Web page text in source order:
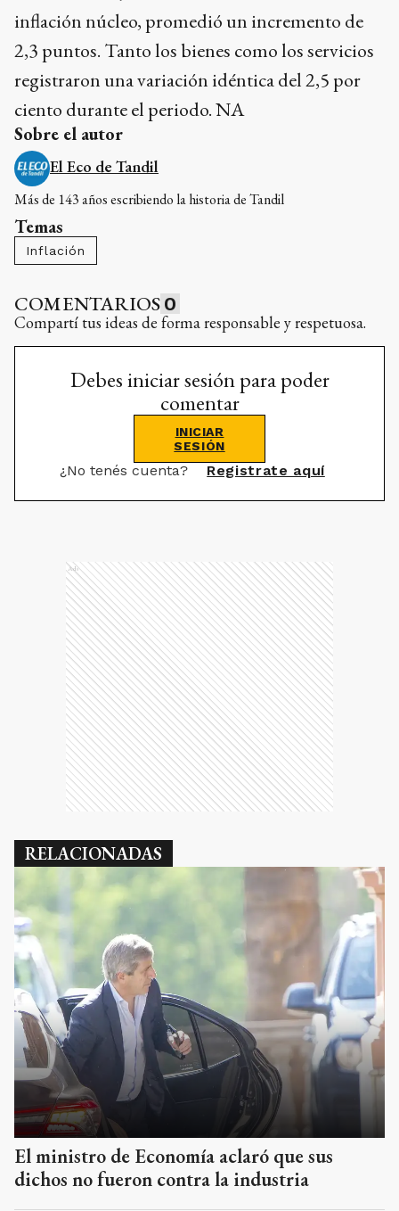
inflación núcleo, promedió un incremento de
2,3 puntos. Tanto los bienes como los servicios
registraron una variación idéntica del 2,5 por
ciento durante el periodo. NA
Sobre el autor
El Eco de Tandil
Más de 143 años escribiendo la historia de Tandil
Temas
Inflación
COMENTARIOS 0
Compartí tus ideas de forma responsable y respetuosa.
Debes iniciar sesión para poder
comentar
INICIAR
SESIÓN
¿No tenés cuenta? Registrate aquí
Ads
RELACIONADAS
El ministro de Economía aclaró que sus
dichos no fueron contra la industria